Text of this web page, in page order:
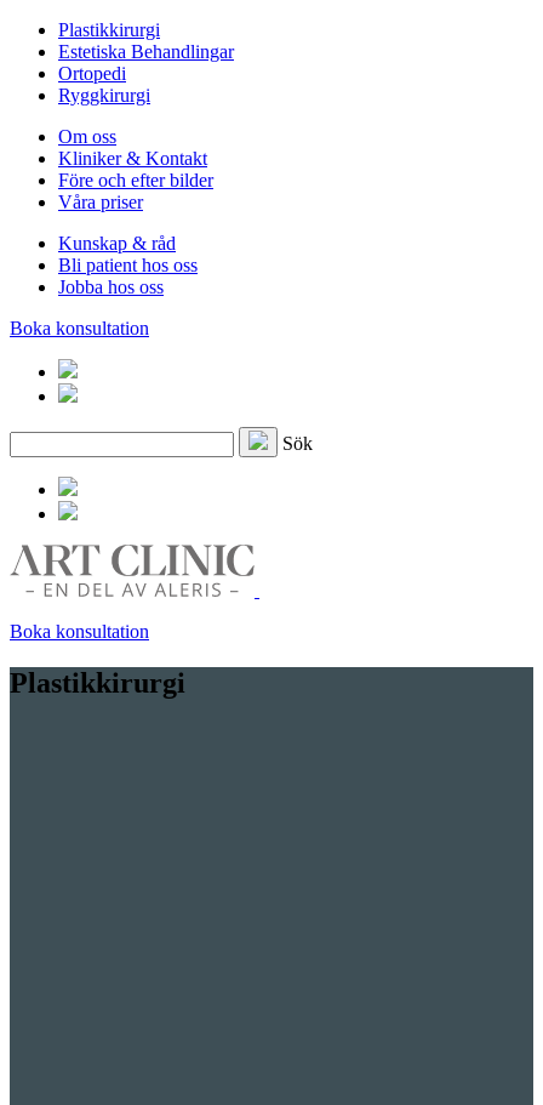
Plastikkirurgi
Estetiska Behandlingar
Ortopedi
Ryggkirurgi
Om oss
Kliniker & Kontakt
Före och efter bilder
Våra priser
Kunskap & råd
Bli patient hos oss
Jobba hos oss
Boka konsultation
Sök
Boka konsultation
Plastikkirurgi